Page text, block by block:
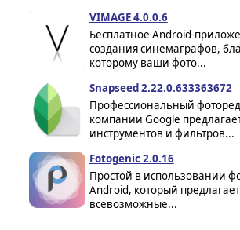
VIMAGE 4.0.0.6
Бесплатное Android-
создания синемаграфов,
которому ваши фото...
Snapseed 2.22.0.633363672
Профессиональный
компании Google
инструментов и фильтров...
Fotogenic 2.0.16
Простой в использовании
Android, который предлагает
всевозможные...